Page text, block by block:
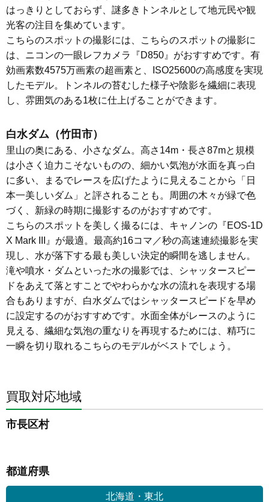
はっきりとしておらず、謎多きトンネルとして地元民や観
光客の注目を集めています。
こちらのスポットの撮影には、こちらのスポットの撮影に
は、ニコンの一眼レフカメラ『D850』がおすすめです。有
効画素数4575万画素の超画素と、ISO25600の高感度を実現
したモデル。トンネルの苔むした様子や陰影を繊細に表現
し、雰囲気のある1枚に仕上げることができます。
白水ダム（竹田市）
里山の奥にある、小さなダム。高さ14m・長さ87mと規模
は小さく迫力こそないものの、細かい気泡が水面を真っ白
に多い、まるでレースを広げたように見えることから「日
本一美しいダム」と評されることも。周囲の木々が緑で色
づく、新緑の時期に撮影するのがおすすめです。
こちらのスポットを美しく撮るには、キャノンの『EOS-1D
X Mark III』が最適。最高約16コマ／秒の高速連続撮影を実
現し、水が落下する最も美しい決定的瞬間を逃しません。
滝や噴水・ダムといった水の撮影では、シャッタースピー
ドをあえて落とすことでやわらかな水の流れを表現する場
合もありますが、白水ダムではシャッタースピードを早め
に設定するのがおすすめです。水面全体がレースのように
見える、繊細な気泡の重なりを再現するためには、精巧に
一瞬を切り取れるこちらのモデルがベストでしょう。
買取対応地域
市長区村
都道府県
北海道・東北